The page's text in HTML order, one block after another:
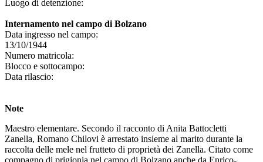
Luogo di detenzione:
Internamento nel campo di Bolzano
Data ingresso nel campo:
13/10/1944
Numero matricola:
Blocco e sottocampo:
Data rilascio:
Note
Maestro elementare. Secondo il racconto di Anita Battocletti
Zanella, Romano Chilovi è arrestato insieme al marito durante la
raccolta delle mele nel frutteto di proprietà dei Zanella. Citato come
compagno di prigionia nel campo di Bolzano anche da Enrico-